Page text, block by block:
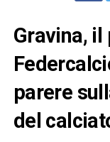
Gravina,
parere
del